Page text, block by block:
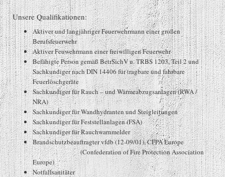
Unsere Qualifikationen:
Aktiver und langjähriger Feuerwehrmann einer großen
Berufsfeuerwehr
Aktiver Feuwehrmann einer freiwilligen Feuerwehr
Befähigte Person gemäß BetrSichV u. TRBS 1203, Teil 2 und
Sachkundiger nach DIN 14406 für tragbare und fahrbare
Feuerlöschgeräte
Sachkundiger für Rauch – und Wärmeabzugsanlagen (RWA /
NRA)
Sachkundiger für Wandhydranten und Steigleitungen
Sachkundiger für Feststellanlagen (FSA)
Sachkundiger für Rauchwarnmelder
Brandschutzbeauftragter vfdb (12-09/01), CFPA Europe
(Confederation of Fire Protection Association
Europe)
Notfallsanitäter